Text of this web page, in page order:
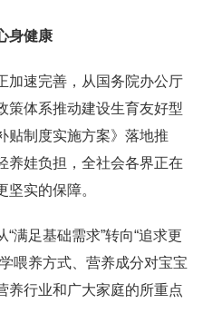
身健康
加速完善，从国务院办公厅
策体系推动建设生育友好型
贴制度实施方案》落地推
养娃负担，全社会各界正在
实的保障。
满足基础需求”转向“追求更
喂养方式、营养成分对宝宝
养行业和广大家庭的所重点